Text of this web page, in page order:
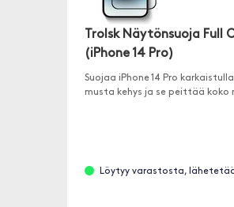
Trolsk Näytönsuoja Full
(iPhone 14 Pro)
Suojaa iPhone 14 Pro
musta kehys ja se peittää koko
Löytyy varastosta,